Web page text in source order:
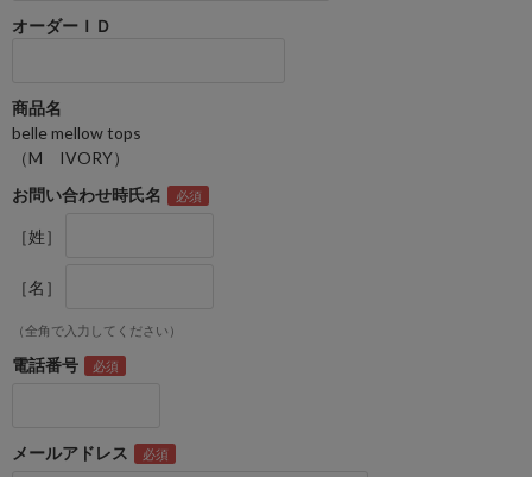
オーダーＩＤ
商品名
belle mellow tops
（M IVORY）
お問い合わせ時氏名
［姓］
［名］
（全角で入力してください）
電話番号
メールアドレス